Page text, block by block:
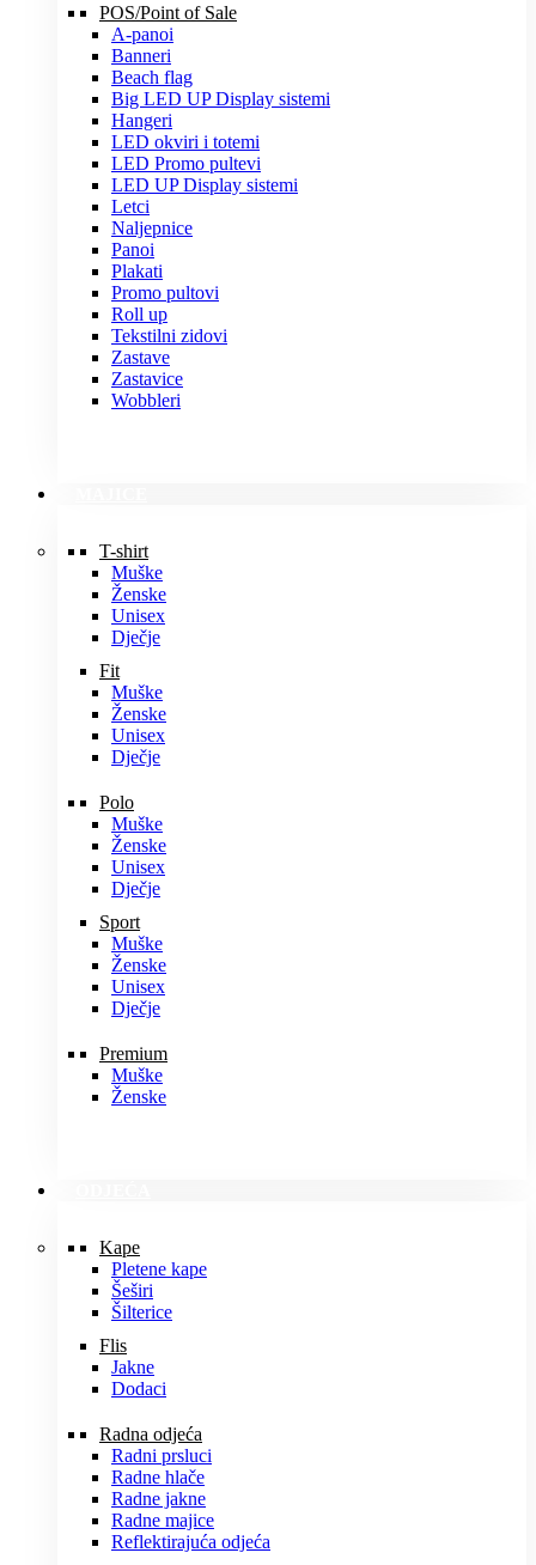
POS/Point of Sale
A-panoi
Banneri
Beach flag
Big LED UP Display sistemi
Hangeri
LED okviri i totemi
LED Promo pultevi
LED UP Display sistemi
Letci
Naljepnice
Panoi
Plakati
Promo pultovi
Roll up
Tekstilni zidovi
Zastave
Zastavice
Wobbleri
T-shirt
Muške
Ženske
Unisex
Dječje
Fit
Muške
Ženske
Unisex
Dječje
Polo
Muške
Ženske
Unisex
Dječje
Sport
Muške
Ženske
Unisex
Dječje
Premium
Muške
Ženske
Kape
Pletene kape
Šeširi
Šilterice
Flis
Jakne
Dodaci
Radna odjeća
Radni prsluci
Radne hlače
Radne jakne
Radne majice
Reflektirajuća odjeća